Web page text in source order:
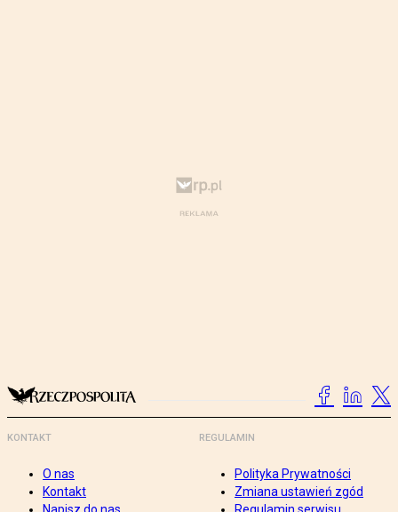
KONTAKT
O nas
Kontakt
REGULAMIN
Polityka Prywatności
Zmiana ustawień zgód